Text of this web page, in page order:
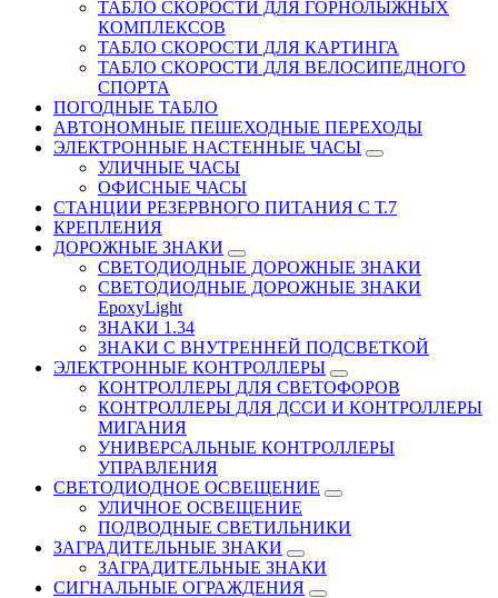
ТАБЛО СКОРОСТИ ДЛЯ ГОРНОЛЫЖНЫХ
КОМПЛЕКСОВ
ТАБЛО СКОРОСТИ ДЛЯ КАРТИНГА
ТАБЛО СКОРОСТИ ДЛЯ ВЕЛОСИПЕДНОГО
СПОРТА
ПОГОДНЫЕ ТАБЛО
АВТОНОМНЫЕ ПЕШЕХОДНЫЕ ПЕРЕХОДЫ
ЭЛЕКТРОННЫЕ НАСТЕННЫЕ ЧАСЫ
УЛИЧНЫЕ ЧАСЫ
ОФИСНЫЕ ЧАСЫ
СТАНЦИИ РЕЗЕРВНОГО ПИТАНИЯ С Т.7
КРЕПЛЕНИЯ
ДОРОЖНЫЕ ЗНАКИ
СВЕТОДИОДНЫЕ ДОРОЖНЫЕ ЗНАКИ
СВЕТОДИОДНЫЕ ДОРОЖНЫЕ ЗНАКИ
EpoxyLight
ЗНАКИ 1.34
ЗНАКИ С ВНУТРЕННЕЙ ПОДСВЕТКОЙ
ЭЛЕКТРОННЫЕ КОНТРОЛЛЕРЫ
КОНТРОЛЛЕРЫ ДЛЯ СВЕТОФОРОВ
КОНТРОЛЛЕРЫ ДЛЯ ДССИ И КОНТРОЛЛЕРЫ
МИГАНИЯ
УНИВЕРСАЛЬНЫЕ КОНТРОЛЛЕРЫ
УПРАВЛЕНИЯ
СВЕТОДИОДНОЕ ОСВЕЩЕНИЕ
УЛИЧНОЕ ОСВЕЩЕНИЕ
ПОДВОДНЫЕ СВЕТИЛЬНИКИ
ЗАГРАДИТЕЛЬНЫЕ ЗНАКИ
ЗАГРАДИТЕЛЬНЫЕ ЗНАКИ
СИГНАЛЬНЫЕ ОГРАЖДЕНИЯ